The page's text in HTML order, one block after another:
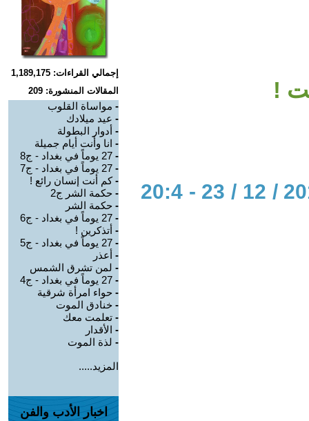
!
الحوار المتمدن-العدد: 4670 - 2014 / 12 / 23 - 20:4
إجمالي القراءات: 1,189,175
المقالات المنشورة: 209
- مواساة القلوب
- عيد ميلادك
- أدوار البطولة
- انا وأنت أيام جميلة
- 27 يوماً في بغداد - ج8
- 27 يوماً في بغداد - ج7
-كم أنت إنسان رائع !
- حكمة الشر ج2
- حكمة الشر
- 27 يوماً في بغداد - ج6
- أتذكرين !
- 27 يوماً في بغداد - ج5
- أعذر
- لمن تشرق الشمس
- 27 يوماً في بغداد - ج4
- حواء امرأة شرقية
- خنادق الموت
- تعلمت معك
- الأقدار
- لذة الموت
المزيد.....
اخبار الأدب والفن